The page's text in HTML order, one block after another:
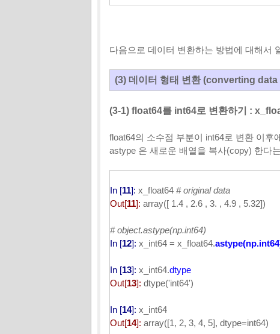
다음으로 데이터 변환하는 방법에 대해서
(3) 데이터 형태 변환 (converting
(3-1) float64를 int64로 변환하기 :
float64의 소수점 부분이 int64로 변환 이후
astype 은 새로운 배열을 복사(copy) 한다
In [11]: x_float64 # original data
Out[11]: array([ 1.4 , 2.6 , 3. , 4.9 , 5.32])
# object.astype(np.int64)
In [12]: x_int64 = x_float64.
In [13]: x_int64.dtype
Out[13]: dtype('int64')
In [14]: x_int64
Out[14]: array([1, 2, 3, 4, 5], dtype=int64)